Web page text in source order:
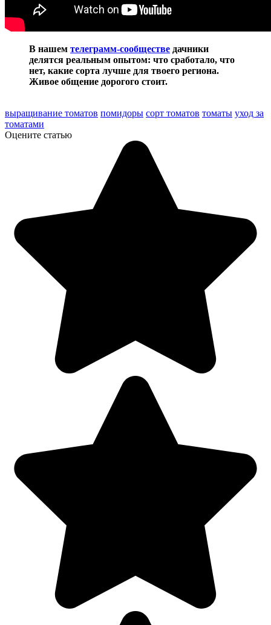
В нашем телеграмм-сообществе дачники
делятся реальным опытом: что сработало, что
нет, какие сорта лучше для твоего региона.
Живое общение дорогого стоит.
выращивание томатов помидоры сорт томатов томаты уход за
томатами
Оцените статью